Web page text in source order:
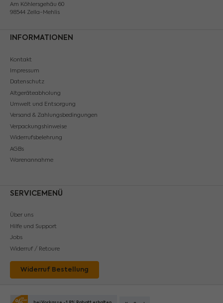
Am Köhlersgehäu 60
98544 Zella-Mehlis
INFORMATIONEN
Kontakt
Impressum
Datenschutz
Altgeräteabholung
Umwelt und Entsorgung
Versand & Zahlungsbedingungen
Verpackungshinweise
Widerrufsbelehrung
AGBs
Warenannahme
SERVICEMENÜ
Über uns
Hilfe und Support
Jobs
Widerruf / Retoure
Widerruf Bestellung